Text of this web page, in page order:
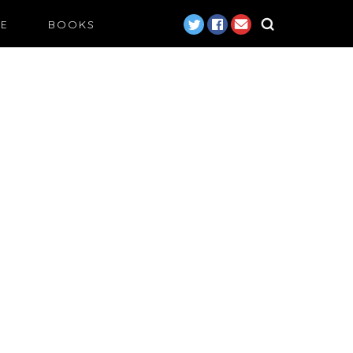
BOOKS